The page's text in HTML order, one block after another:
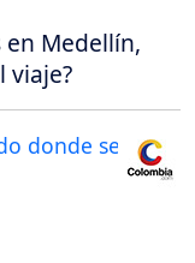
en Medellín,
viaje?